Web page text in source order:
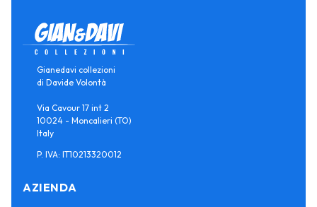
Gianedavi collezioni
di Davide Volontà
Via Cavour 17 int 2
10024 - Moncalieri (TO)
Italy
P. IVA: IT10213320012
AZIENDA